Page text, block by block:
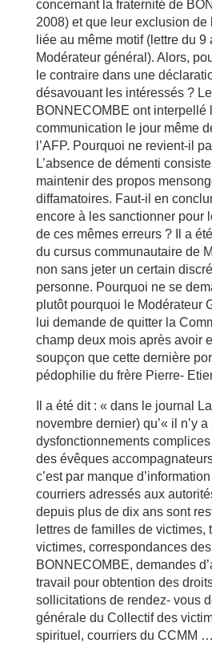
concernant la fraternité de
2008) et que leur exclusion de
liée au même motif (lettre du 9
Modérateur général). Alors,
le contraire dans une
désavouant les intéressés ?
BONNECOMBE ont interpellé
communication le jour même
l’AFP. Pourquoi ne revient-il
L’absence de démenti
maintenir des propos
diffamatoires. Faut-il en
encore à les sanctionner pour
de ces mêmes erreurs ? Il a
du cursus communautaire de
non sans jeter un certain
personne. Pourquoi ne se
plutôt pourquoi le Modérateur
lui demande de quitter la
champ deux mois après avoir
soupçon que cette dernière
pédophilie du frère Pierre-
Il a été dit : « dans le journal
novembre dernier) qu’« il n’y
dysfonctionnements
des évêques
c’est par manque
courriers adressés aux
depuis plus de dix ans sont
lettres de familles de victimes,
victimes, correspondances
BONNECOMBE, demandes
travail pour obtention des
sollicitations de rendez- vous
générale du Collectif des
spirituel, courriers du CCMM …